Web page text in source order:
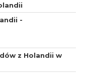
-
z Holandii w